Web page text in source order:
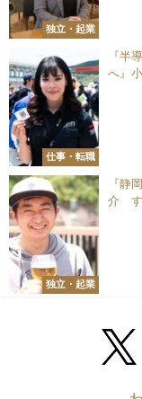
独立・起業
仕事・転職
『半
へ』
独立・起業
『静
介 す